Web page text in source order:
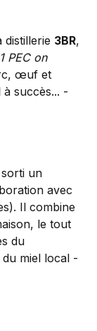
distillerie 3BR,
PEC on
œuf et
succès... -
un
avec
Il combine
le tout
du
miel local -